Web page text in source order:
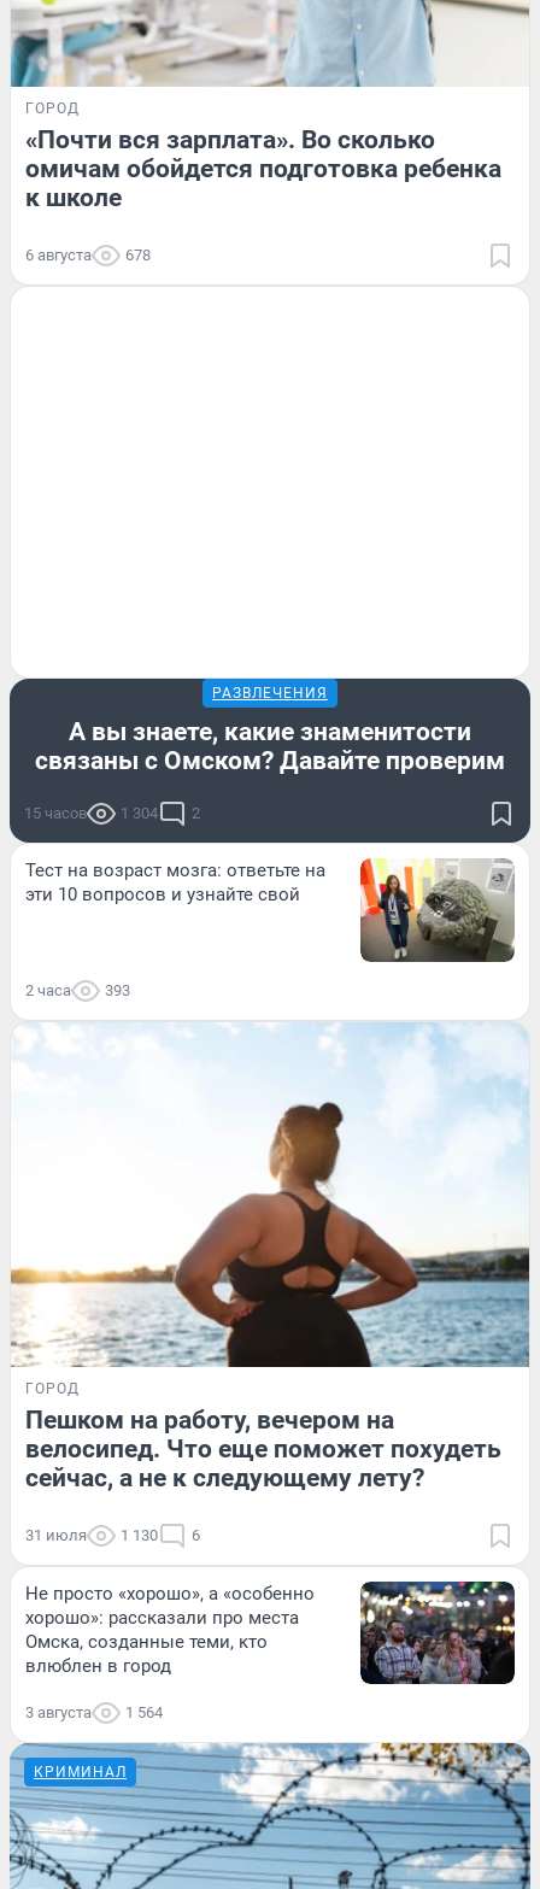
ГОРОД
«Почти вся зарплата». Во сколько
омичам обойдется подготовка ребенка
к школе
6 августа 678
РАЗВЛЕЧЕНИЯ
А вы знаете, какие знаменитости
связаны с Омском? Давайте проверим
15 часов 1 304 2
Тест на возраст мозга: ответьте на
эти 10 вопросов и узнайте свой
2 часа 393
ГОРОД
Пешком на работу, вечером на
велосипед. Что еще поможет похудеть
сейчас, а не к следующему лету?
31 июля 1 130 6
Не просто «хорошо», а «особенно
хорошо»: рассказали про места
Омска, созданные теми, кто
влюблен в город
3 августа 1 564
КРИМИНАЛ